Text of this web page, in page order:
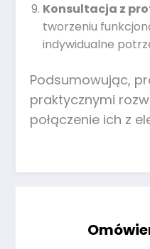
Konsultacja z
tworzeniu
indywidualne
Podsumowując,
praktycznymi
połączenie ich z